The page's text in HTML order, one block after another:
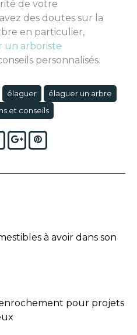
de votre
des doutes sur la
en particulier,
un arboriste
personnalisés.
élaguer
élaguer un arbre
et conseils
Google+Pinterest
à avoir dans son
pour projets